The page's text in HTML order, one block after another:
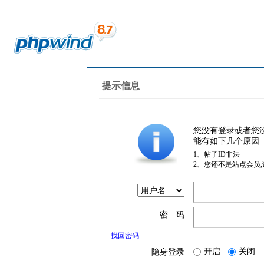
提示信息
您没有登录或者您
能有如下几个原因
1、帖子ID非法
2、您还不是站点会员
密 码
找回密码
隐身登录 开启 关闭